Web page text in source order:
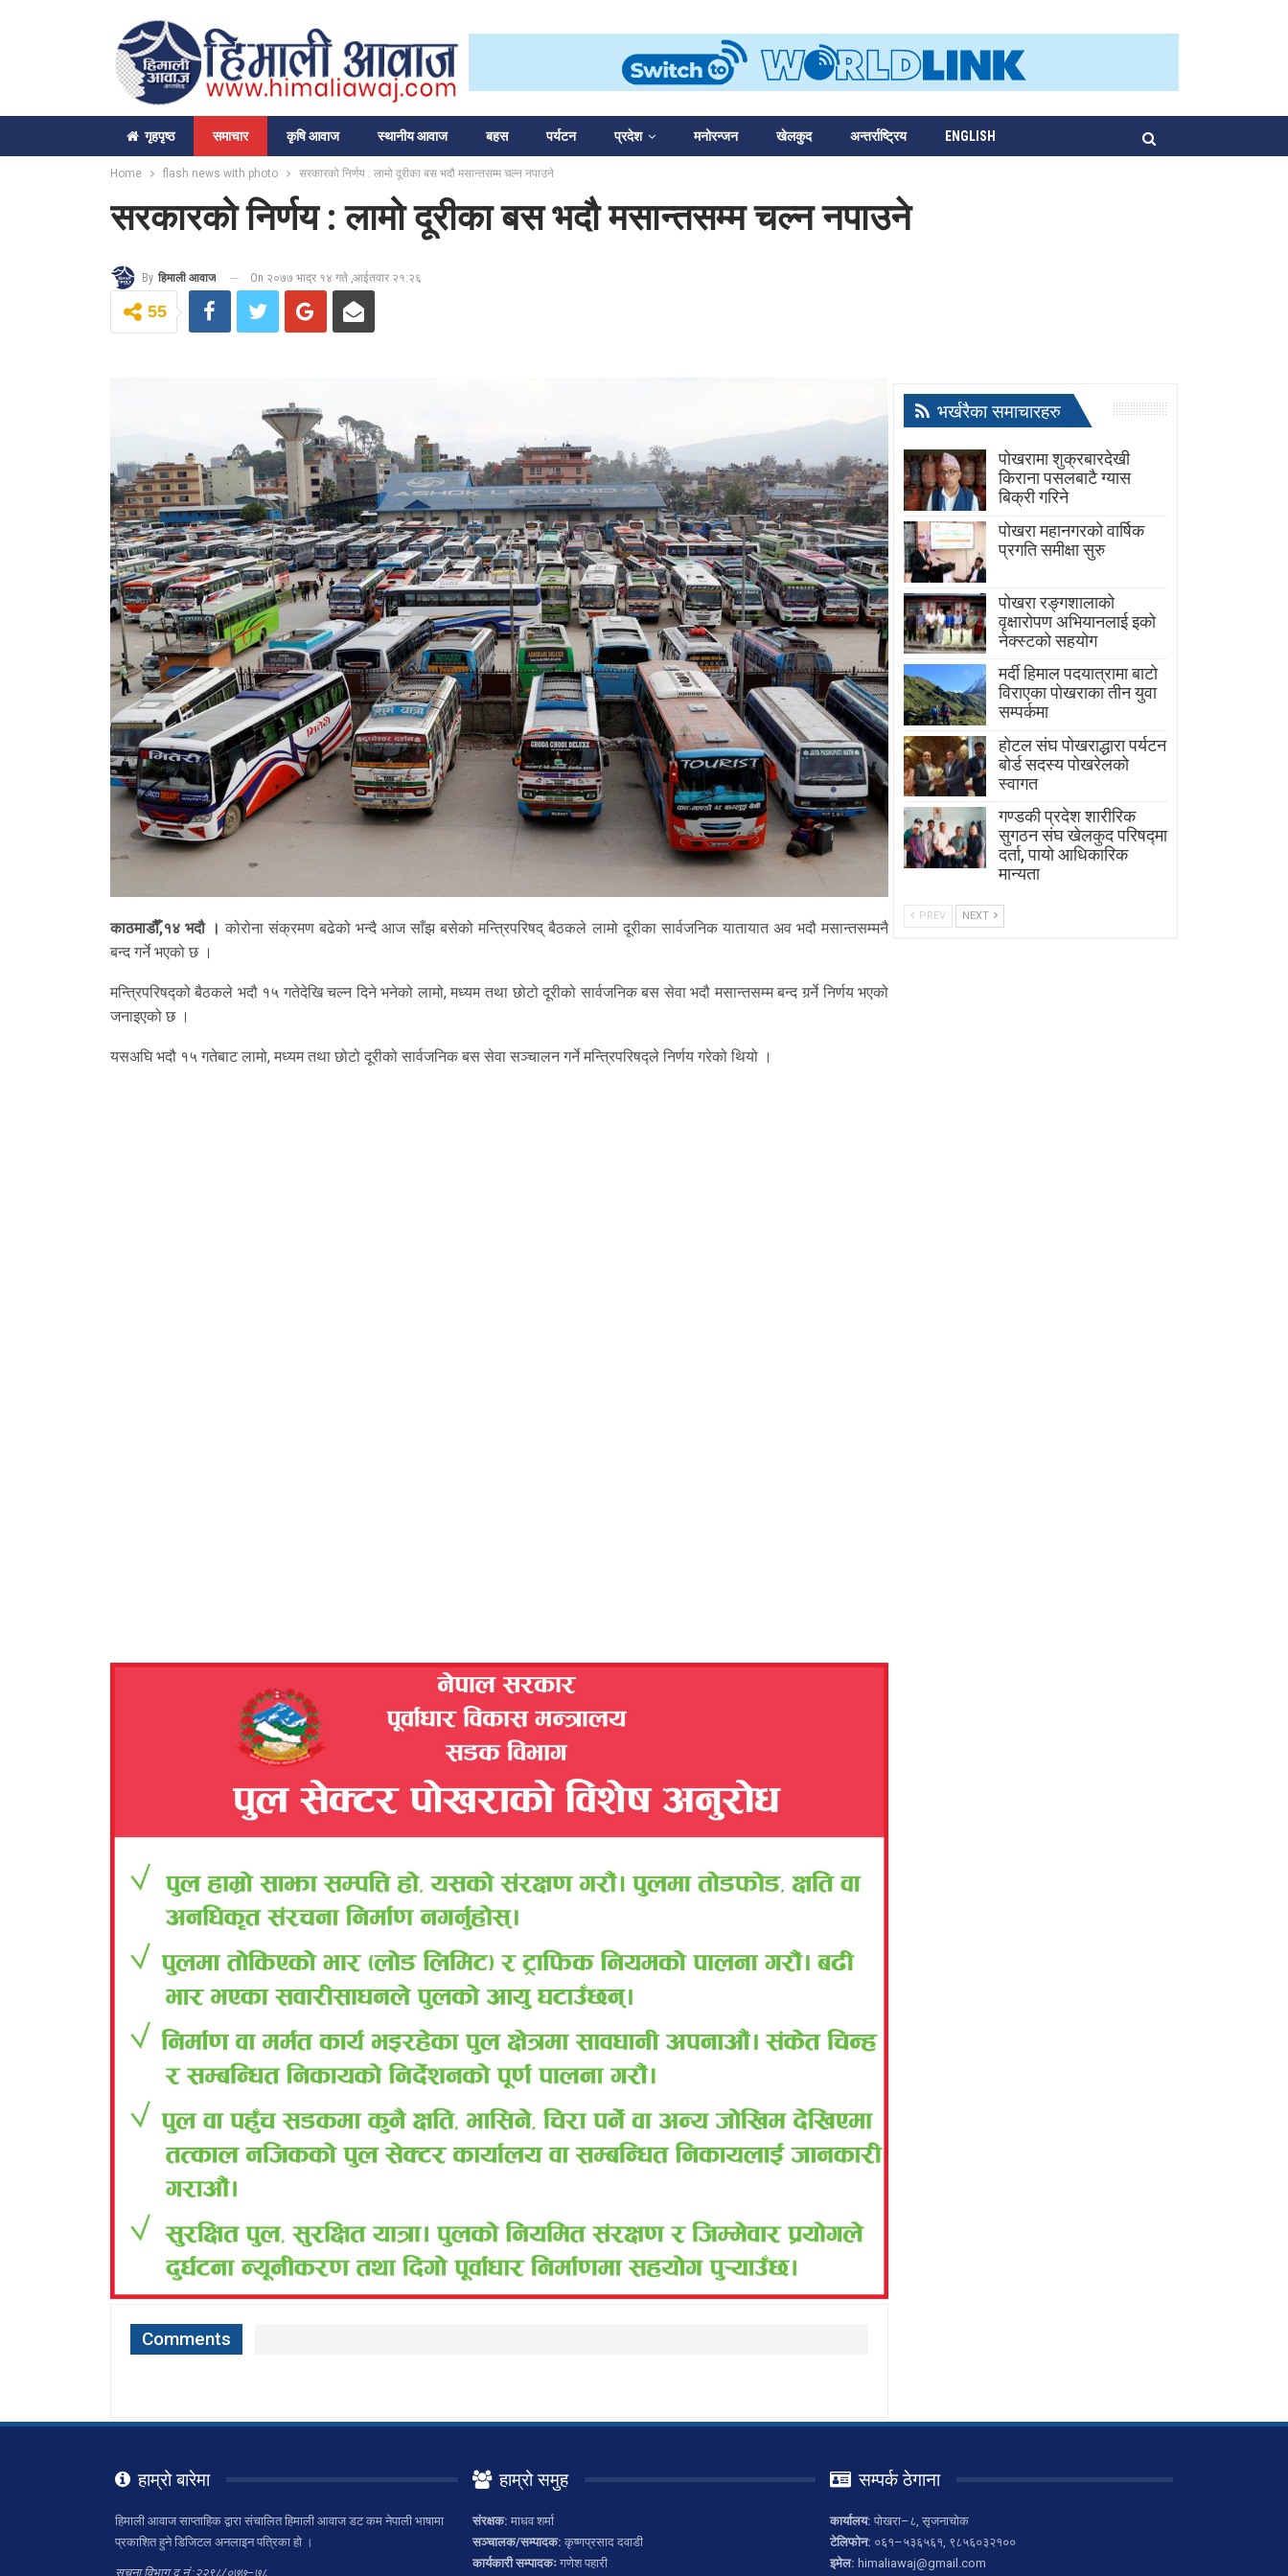
गृहपृष्‍ठ समाचार कृषि आवाज स्थानीय आवाज बहस पर्यटन प्रदेश मनोरन्जन खेलकुद अन्तर्राष्ट्रिय ENGLISH
Home flash news with photo सरकारको निर्णय : लामो दूरीका बस भदौ मसान्तसम्म चल्न नपाउने
सरकारको निर्णय : लामो दूरीका बस भदौ मसान्तसम्म चल्न नपाउने
By हिमाली आवाज On २०७७ भाद्र १४ गते ,आईतवार २१:२६
55
काठमाडौैँ,१४ भदौ । कोरोना संक्रमण बढेको भन्दै आज साँझ बसेको मन्त्रिपरिषद् बैठकले लामो दूरीका सार्वजनिक यातायात अव भदौ मसान्तसम्मनै
बन्द गर्ने भएको छ ।
मन्त्रिपरिषद्को बैठकले भदौ १५ गतेदेखि चल्न दिने भनेको लामो, मध्यम तथा छोटो दूरीको सार्वजनिक बस सेवा भदौ मसान्तसम्म बन्द गर्र्ने निर्णय भएको
जनाइएको छ ।
यसअघि भदौ १५ गतेबाट लामो, मध्यम तथा छोटो दूरीको सार्वजनिक बस सेवा सञ्चालन गर्ने मन्त्रिपरिषद्ले निर्णय गरेको थियो ।
Comments
भर्खरैका समाचारहरु
पोखरामा शुक्रबारदेखी
किराना पसलबाटै ग्यास
बिक्री गरिने
पोखरा महानगरको वार्षिक
प्रगति समीक्षा सुरु
पोखरा रङ्गशालाको
वृक्षारोपण अभियानलाई इको
नेक्स्टको सहयोग
मर्दी हिमाल पदयात्रामा बाटाे
विराएका पाेखराका तीन युवा
सम्पर्कमा
होटल संघ पोखराद्धारा पर्यटन
बोर्ड सदस्य पोखरेलको
स्वागत
गण्डकी प्रदेश शारीरिक
सुगठन संघ खेलकुद परिषद्मा
दर्ता, पायाे आधिकारिक
मान्यता
PREV NEXT
हाम्रो बारेमा
हिमाली आवाज साप्ताहिक द्वारा संचालित हिमाली आवाज डट कम नेपाली भाषामा
प्रकाशित हुने डिजिटल अनलाइन पत्रिका हो ।
सूचना विभाग द.नं.:२२९८/०७७–७८
हाम्रो समुह
संरक्षक: माधव शर्मा
सञ्चालक/सम्पादक: कृष्णप्रसाद दवाडी
कार्यकारी सम्पादकःगणेश पहारी
सम्पर्क ठेगाना
कार्यालय: पोखरा–८, सृजनाचोक
टेलिफोन: ०६१–५३६५६१, ९८५६०३२१००
इमेल: himaliawaj@gmail.com